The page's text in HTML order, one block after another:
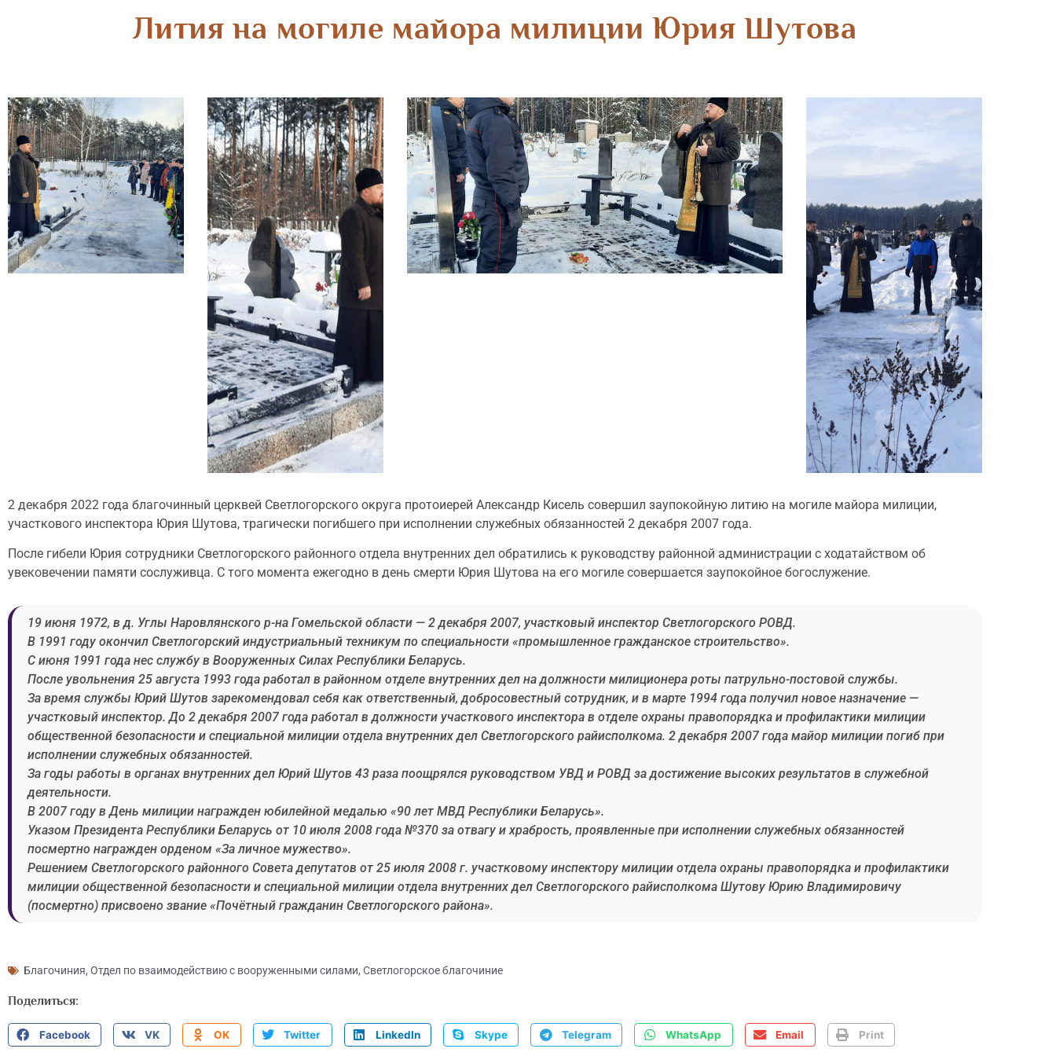
Лития на могиле майора милиции Юрия Шутова
2 декабря 2022 года благочинный церквей Светлогорского округа протоиерей Александр Кисель совершил заупокойную литию на могиле майора милиции,
участкового инспектора Юрия Шутова, трагически погибшего при исполнении служебных обязанностей 2 декабря 2007 года.
После гибели Юрия сотрудники Светлогорского районного отдела внутренних дел обратились к руководству районной администрации с ходатайством об
увековечении памяти сослуживца. С того момента ежегодно в день смерти Юрия Шутова на его могиле совершается заупокойное богослужение.
19 июня 1972, в д. Углы Наровлянского р-на Гомельской области — 2 декабря 2007, участковый инспектор Светлогорского РОВД.
В 1991 году окончил Светлогорский индустриальный техникум по специальности «промышленное гражданское строительство».
С июня 1991 года нес службу в Вооруженных Силах Республики Беларусь.
После увольнения 25 августа 1993 года работал в районном отделе внутренних дел на должности милиционера роты патрульно-постовой службы.
За время службы Юрий Шутов зарекомендовал себя как ответственный, добросовестный сотрудник, и в марте 1994 года получил новое назначение —
участковый инспектор. До 2 декабря 2007 года работал в должности участкового инспектора в отделе охраны правопорядка и профилактики милиции
общественной безопасности и специальной милиции отдела внутренних дел Светлогорского райисполкома. 2 декабря 2007 года майор милиции погиб при
исполнении служебных обязанностей.
За годы работы в органах внутренних дел Юрий Шутов 43 раза поощрялся руководством УВД и РОВД за достижение высоких результатов в служебной
деятельности.
В 2007 году в День милиции награжден юбилейной медалью «90 лет МВД Республики Беларусь».
Указом Президента Республики Беларусь от 10 июля 2008 года №370 за отвагу и храбрость, проявленные при исполнении служебных обязанностей
посмертно награжден орденом «За личное мужество».
Решением Светлогорского районного Совета депутатов от 25 июля 2008 г. участковому инспектору милиции отдела охраны правопорядка и профилактики
милиции общественной безопасности и специальной милиции отдела внутренних дел Светлогорского райисполкома Шутову Юрию Владимировичу
(посмертно) присвоено звание «Почётный гражданин Светлогорского района».
Благочиния, Отдел по взаимодействию с вооруженными силами, Светлогорское благочиние
Поделиться:
Facebook VK OK Twitter LinkedIn Skype Telegram WhatsApp Email Print